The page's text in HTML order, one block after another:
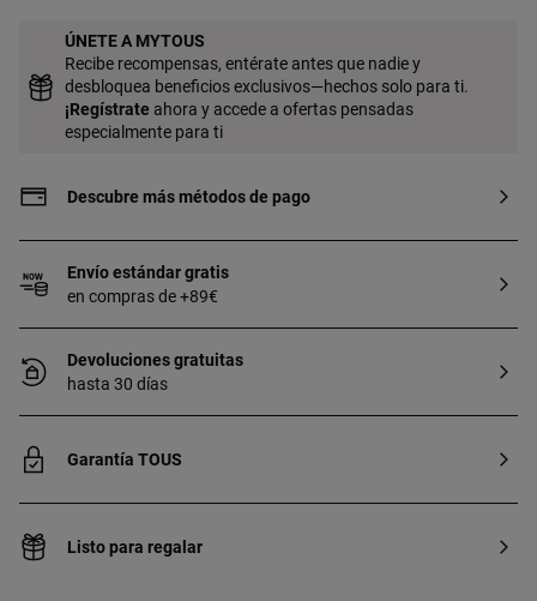
mayor durabilidad de la joya.
ÚNETE A MYTOUS
Recibe recompensas, entérate antes que nadie y
desbloquea beneficios exclusivos—hechos solo para ti.
¡Regístrate ahora y accede a ofertas pensadas
especialmente para ti
Descubre más métodos de pago
Envío estándar gratis
en compras de +89€
Devoluciones gratuitas
hasta 30 días
Garantía TOUS
Listo para regalar